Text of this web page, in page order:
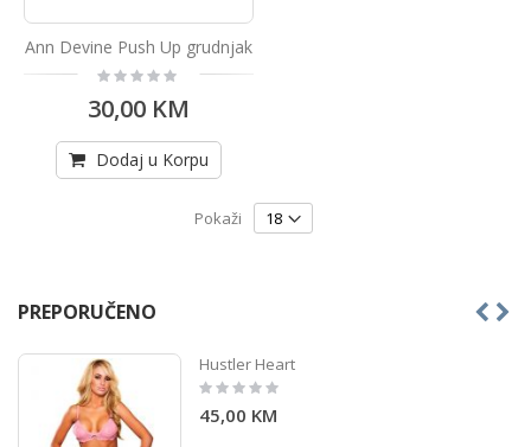
Ann Devine Push Up grudnjak
Rating:
0%
30,00 KM
Dodaj u Korpu
Pokaži
PREPORUČENO
Hustler Heart
Rating:
0%
45,00 KM